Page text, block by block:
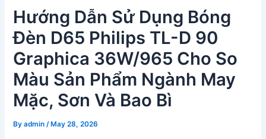
Hướng Dẫn Sử Dụng Bóng
Đèn D65 Philips TL-D 90
Graphica 36W/965 Cho So
Màu Sản Phẩm Ngành May
Mặc, Sơn Và Bao Bì
Byadmin /May 28, 2026